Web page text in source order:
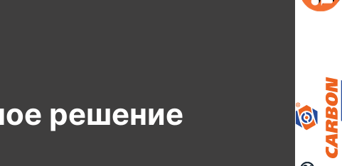
решение